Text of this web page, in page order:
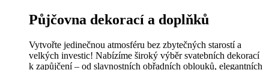
Půjčovna dekorací a doplňků
Vytvořte jedinečnou atmosféru bez zbytečných starostí a
velkých investic! Nabízíme široký výběr svatebních dekorací
k zapůjčení – od slavnostních obřadních oblouků, elegantních